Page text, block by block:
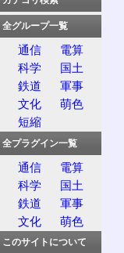
全グループ一覧
通信
電算
科学
国土
鉄道
軍事
文化
萌色
短縮
全プラグイン一覧
通信
電算
科学
国土
鉄道
軍事
文化
萌色
このサイトについて